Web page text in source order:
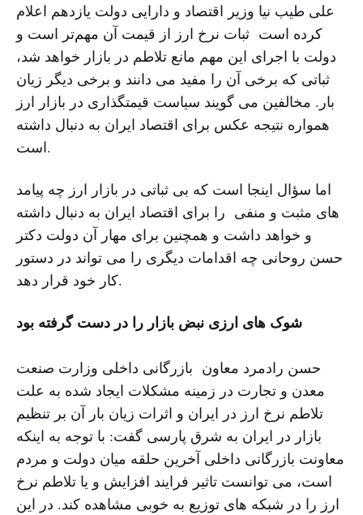
علی طیب نیا وزیر اقتصاد و دارایی دولت یازدهم اعلام
کرده است ثبات نرخ ارز از قیمت آن مهم‌تر است و
دولت با اجرای این مهم مانع تلاطم در بازار خواهد شد،
ثباتی که برخی آن را مفید می دانند و برخی دیگر زیان
بار. مخالفین می گویند سیاست قیمتگذاری در بازار ارز
همواره نتیجه عکس برای اقتصاد ایران به دنبال داشته
است.
اما سؤال اینجا است که بی ثباتی در بازار ارز چه پیامد
های مثبت و منفی را برای اقتصاد ایران به دنبال داشته
و خواهد داشت و همچنین برای مهار آن دولت دکتر
حسن روحانی چه اقدامات دیگری را می تواند در دستور
کار خود قرار دهد.
شوک های ارزی نبض بازار را در دست گرفته بود
حسن رادمرد معاون بازرگانی داخلی وزارت صنعت
معدن و تجارت در زمینه مشکلات ایجاد شده به علت
تلاطم نرخ ارز در ایران و اثرات زیان بار آن بر تنظیم
بازار در ایران به شرق پارسی گفت: با توجه به اینکه
معاونت بازرگانی داخلی آخرین حلقه میان دولت و مردم
است، می توانست تاثیر فرایند افزایش و یا تلاطم نرخ
ارز را در شبکه های توزیع به خوبی مشاهده کند. در این